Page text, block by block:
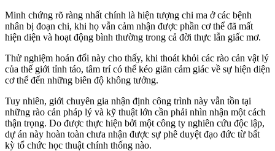
Minh chứng rõ ràng nhất chính là hiện tượng chi ma ở các bệnh
nhân bị đoạn chi, khi họ vẫn cảm nhận được phần cơ thể đã mất
hiện diện và hoạt động bình thường trong cả đời thực lẫn giấc mơ.
Thử nghiệm hoán đổi này cho thấy, khi thoát khỏi các rào cản vật lý
của thế giới tỉnh táo, tâm trí có thể kéo giãn cảm giác về sự hiện diện
cơ thể đến những biên độ không tưởng.
Tuy nhiên, giới chuyên gia nhận định công trình này vẫn tồn tại
những rào cản pháp lý và kỹ thuật lớn cần phải nhìn nhận một cách
thận trọng. Do được thực hiện bởi một công ty nghiên cứu độc lập,
dự án này hoàn toàn chưa nhận được sự phê duyệt đạo đức từ bất
kỳ tổ chức học thuật chính thống nào.